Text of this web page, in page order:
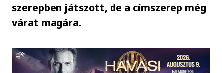
szerepben játszott, de a címszerep még
várat magára.